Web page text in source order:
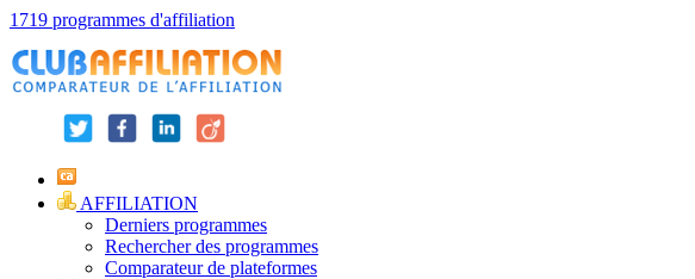
1719 programmes d'affiliation
AFFILIATION
Derniers programmes
Rechercher des programmes
Comparateur de plateformes